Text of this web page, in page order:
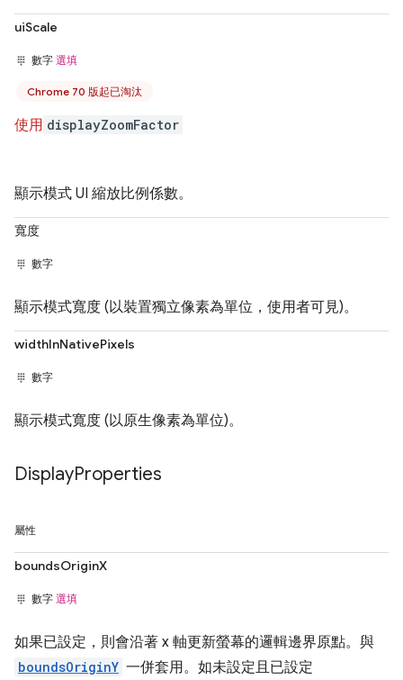
uiScale
數字 選填
Chrome 70 版起已淘汰
使用 displayZoomFactor
顯示模式 UI 縮放比例係數。
寬度
數字
顯示模式寬度 (以裝置獨立像素為單位，使用者可見)。
widthInNativePixels
數字
顯示模式寬度 (以原生像素為單位)。
DisplayProperties
屬性
boundsOriginX
數字 選填
如果已設定，則會沿著 x 軸更新螢幕的邏輯邊界原點。與
boundsOriginY 一併套用。如未設定且已設定